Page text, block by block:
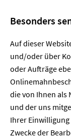
Besonders
Auf dieser
und/oder über
oder Aufträge
die von Ihnen als
und der uns
Ihrer Einwilligung
Zwecke der